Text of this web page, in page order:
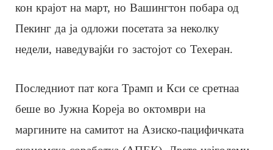
кон крајот на март, но Вашингтон побара од
Пекинг да ја одложи посетата за неколку
недели, наведувајќи го застојот со Техеран.
Последниот пат кога Трамп и Кси се сретнаа
беше во Јужна Кореја во октомври на
маргините на самитот на Азиско-пацифичката